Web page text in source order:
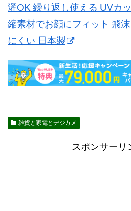
濯OK 繰り返し使える UVカ
縮素材でお顔にフィット 飛
にくい 日本製
雑貨と家電とデジカメ
スポンサーリ